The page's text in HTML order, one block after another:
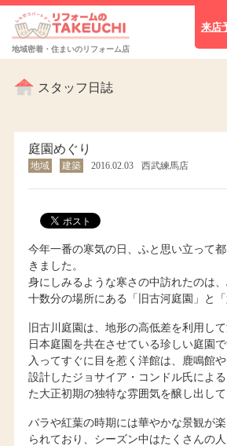
地域密着・住まいのリフォーム店
来店
スタッフ日誌
庭園めぐり
地域 建築 2016.02.03 西武練馬店
今年一番の寒気の日、ふと思い立って
きました。
身にしみるような寒さの中訪れたのは
十数分の場所にある「旧古河庭園」と「
旧古川庭園は、地形の高低差を利用し
日本庭園を共在させている珍しい庭園で
入ってすぐに目を惹く洋館は、鹿鳴館
設計したジョサイア・コンドル氏によ
た大正初期の独特な雰囲気を醸し出して
バラや紅葉の時期には華やかな景観が
られており、シーズン中はたくさんの